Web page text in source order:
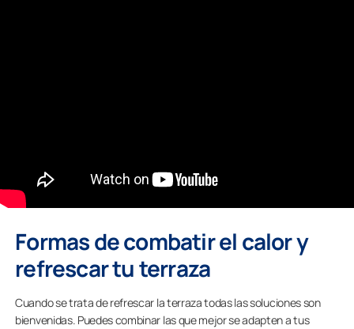
Formas de combatir el calor y
refrescar tu terraza
Cuando se trata de refrescar la terraza todas las soluciones son
bienvenidas. Puedes combinar las que mejor se adapten a tus